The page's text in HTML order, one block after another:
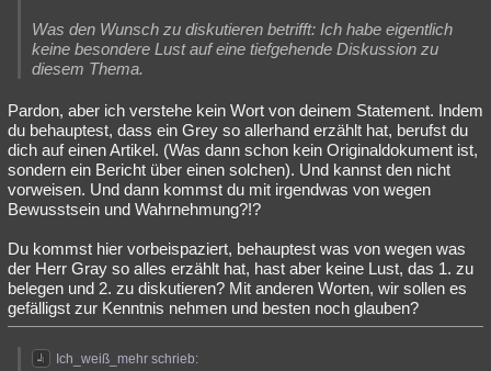
Was den Wunsch zu diskutieren betrifft: Ich habe eigentlich
keine besondere Lust auf eine tiefgehende Diskussion zu
diesem Thema.
Pardon, aber ich verstehe kein Wort von deinem Statement. Indem
du behauptest, dass ein Grey so allerhand erzählt hat, berufst du
dich auf einen Artikel. (Was dann schon kein Originaldokument ist,
sondern ein Bericht über einen solchen). Und kannst den nicht
vorweisen. Und dann kommst du mit irgendwas von wegen
Bewusstsein und Wahrnehmung?!?
Du kommst hier vorbeispaziert, behauptest was von wegen was
der Herr Gray so alles erzählt hat, hast aber keine Lust, das 1. zu
belegen und 2. zu diskutieren? Mit anderen Worten, wir sollen es
gefälligst zur Kenntnis nehmen und besten noch glauben?
Ich_weiß_mehr schrieb: